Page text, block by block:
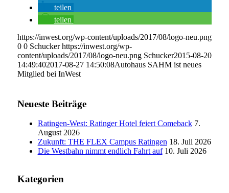
teilen
teilen
https://inwest.org/wp-content/uploads/2017/08/logo-neu.png
0 0 Schucker https://inwest.org/wp-
content/uploads/2017/08/logo-neu.png Schucker2015-08-20
14:49:402017-08-27 14:50:08Autohaus SAHM ist neues
Mitglied bei InWest
Neueste Beiträge
Ratingen-West: Ratinger Hotel feiert Comeback 7.
August 2026
Zukunft: THE FLEX Campus Ratingen 18. Juli 2026
Die Westbahn nimmt endlich Fahrt auf 10. Juli 2026
Kategorien